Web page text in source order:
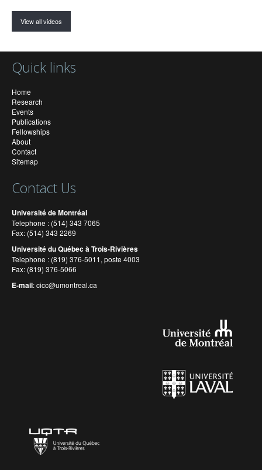
View all videos
Quick links
Home
Research
Events
Publications
Fellowships
About
Contact
Sitemap
Contact Us
Université de Montréal
Telephone : (514) 343 7065
Fax: (514) 343 2269
Université du Québec à Trois-Rivières
Telephone : (819) 376-5011, poste 4003
Fax: (819) 376-5066
E-mail:cicc@umontreal.ca